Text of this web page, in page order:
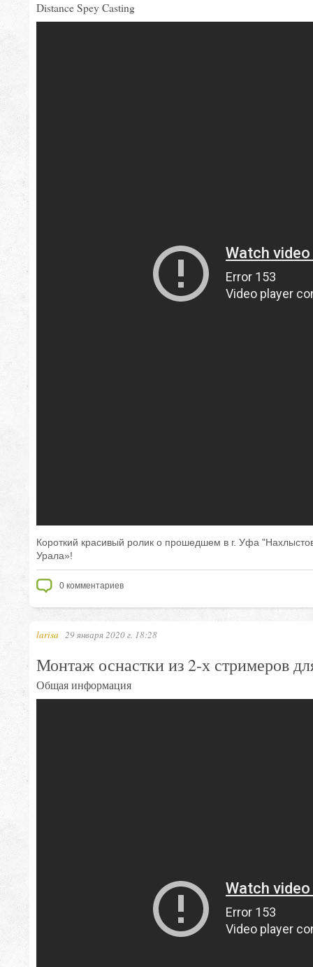
Distance Spey Casting
Короткий красивый ролик о прошедшем в г. Уфа
Урала»!
0 комментариев
larisa 29 января 2020 г. 18:28
Монтаж оснастки из 2-х стримеров
Общая информация